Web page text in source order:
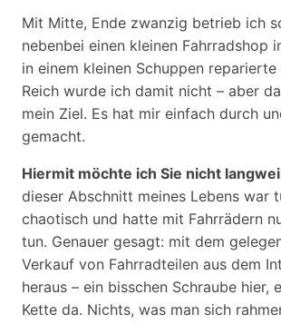
Mit Mitte, Ende zwanzig betrieb ich
nebenbei einen kleinen Fahrradshop
in einem kleinen Schuppen reparierte
Reich wurde ich damit nicht – aber
mein Ziel. Es hat mir einfach durch
gemacht.
Hiermit möchte ich Sie nicht
dieser Abschnitt meines Lebens war
chaotisch und hatte mit Fahrrädern
tun. Genauer gesagt: mit dem
Verkauf von Fahrradteilen aus dem
heraus – ein bisschen Schraube hier,
Kette da. Nichts, was man sich